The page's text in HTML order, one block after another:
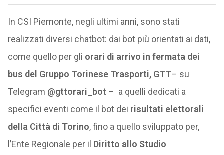
In CSI Piemonte, negli ultimi anni, sono stati
realizzati diversi chatbot: dai bot più orientati ai dati,
come quello per gli orari di arrivo in fermata dei
bus del Gruppo Torinese Trasporti, GTT– su
Telegram @gttorari_bot – a quelli dedicati a
specifici eventi come il bot dei risultati elettorali
della Città di Torino, fino a quello sviluppato per,
l’Ente Regionale per il Diritto allo Studio